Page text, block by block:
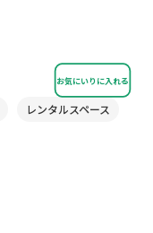
お気にいりに入れる
レンタルスペース